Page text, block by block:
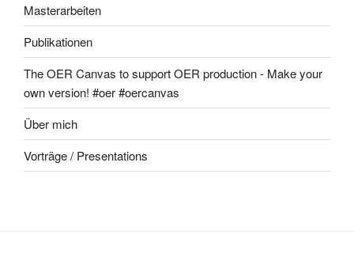
Masterarbeiten
Publikationen
The OER Canvas to support OER production - Make your
own version! #oer #oercanvas
Über mich
Vorträge / Presentations